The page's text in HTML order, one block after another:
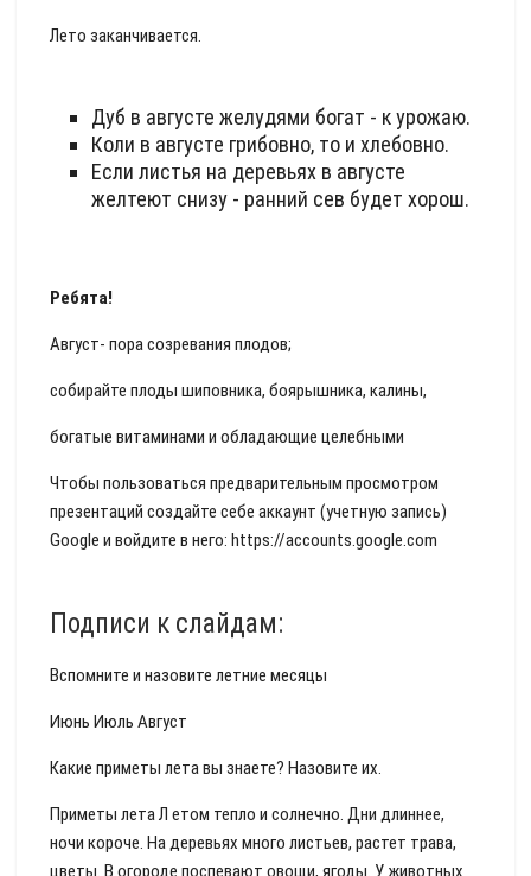
Лето заканчивается.
Дуб в августе желудями богат - к урожаю.
Коли в августе грибовно, то и хлебовно.
Если листья на деревьях в августе
желтеют снизу - ранний сев будет хорош.
Ребята!
Август- пора созревания плодов;
собирайте плоды шиповника, боярышника, калины,
богатые витаминами и обладающие целебными
Чтобы пользоваться предварительным просмотром
презентаций создайте себе аккаунт (учетную запись)
Google и войдите в него: https://accounts.google.com
Подписи к слайдам:
Вспомните и назовите летние месяцы
Июнь Июль Август
Какие приметы лета вы знаете? Назовите их.
Приметы лета Л етом тепло и солнечно. Дни длиннее,
ночи короче. На деревьях много листьев, растет трава,
цветы. В огороде поспевают овощи, ягоды. У животных